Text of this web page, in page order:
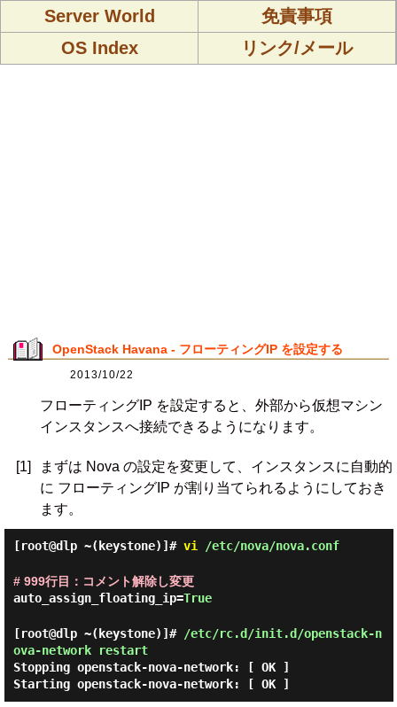
Server World
免責事項
OS Index
リンク/メール
OpenStack Havana - フローティングIP を設定する
2013/10/22
フローティングIP を設定すると、外部から仮想マシン
インスタンスへ接続できるようになります。
[1]
まずは Nova の設定を変更して、インスタンスに自動的
に フローティングIP が割り当てられるようにしておき
ます。
[root@dlp ~(keystone)]# vi /etc/nova/nova.conf
# 999行目：コメント解除し変更
auto_assign_floating_ip=True
[root@dlp ~(keystone)]# /etc/rc.d/init.d/openstack-n
ova-network restart
Stopping openstack-nova-network: [ OK ]
Starting openstack-nova-network: [ OK ]